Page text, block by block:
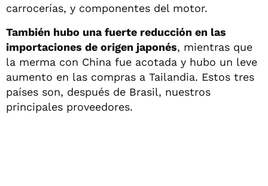
carrocerías, y componentes del motor.
También hubo una fuerte reducción en las
importaciones de origen japonés, mientras que
la merma con China fue acotada y hubo un leve
aumento en las compras a Tailandia. Estos tres
países son, después de Brasil, nuestros
principales proveedores.